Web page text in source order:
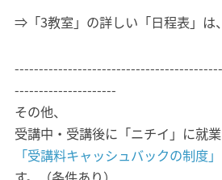
⇒「3教室」の詳しい「日程表」は、
---------------------
その他、
受講中・受講後に「ニチイ」に就
「受講料キャッシュバックの制度」